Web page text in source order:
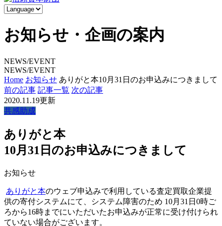
お知らせ・企画の案内
NEWS/EVENT
NEWS/EVENT
Home お知らせ ありがと本10月31日のお申込みにつきまして
前の記事 記事一覧 次の記事
2020.11.19更新
共感助成
ありがと本
10月31日のお申込みにつきまして
お知らせ
ありがと本のウェブ申込みで利用している査定買取企業提
供の寄付システムにて、システム障害のため 10月31日0時ご
ろから16時までにいただいたお申込みが正常に受け付けられ
ていない場合がございます。